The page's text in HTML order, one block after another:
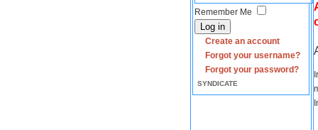
Remember Me
Log in
Create an account
Forgot your username?
Forgot your password?
SYNDICATE